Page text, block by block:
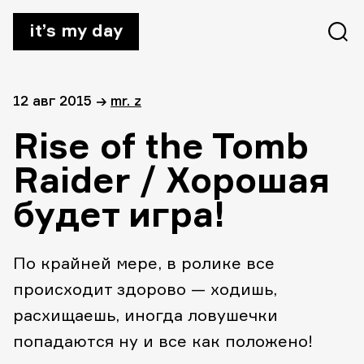
it’s my day
12 авг 2015 → mr. z
Rise of the Tomb
Raider / Хорошая
будет игра!
По крайней мере, в ролике все
происходит здорово — ходишь,
расхищаешь, иногда ловушечки
попадаются ну и все как положено!